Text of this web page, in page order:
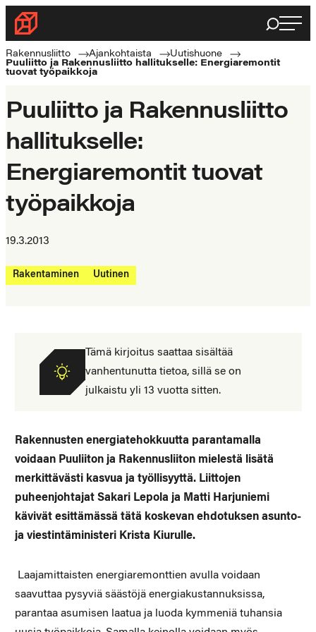
Siirry
suoraan
sisältöön
Rakennusliitto
Rakennusalan
ammattilaisten
Haku
Rakennusliitto Ajankohtaista
Uutishuone
Puuliitto ja Rakennusliitto hallitukselle: Energiaremontit
tuovat työpaikkoja
Puuliitto ja Rakennusliitto
hallitukselle:
Energiaremontit tuovat
työpaikkoja
19.3.2013
Rakentaminen Uutinen
Tämä kirjoitus saattaa sisältää
vanhentunutta tietoa, sillä se on
julkaistu yli 13 vuotta sitten.
Rakennusten energiatehokkuutta parantamalla
voidaan Puuliiton ja Rakennusliiton mielestä lisätä
merkittävästi kasvua ja työllisyyttä. Liittojen
puheenjohtajat Sakari Lepola ja Matti Harjuniemi
kävivät esittämässä tätä koskevan ehdotuksen asunto-
ja viestintäministeri Krista Kiurulle.
Laajamittaisten energiaremonttien avulla voidaan
saavuttaa pysyviä säästöjä energiakustannuksissa,
parantaa asumisen laatua ja luoda kymmeniä tuhansia